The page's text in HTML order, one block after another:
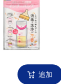
追加